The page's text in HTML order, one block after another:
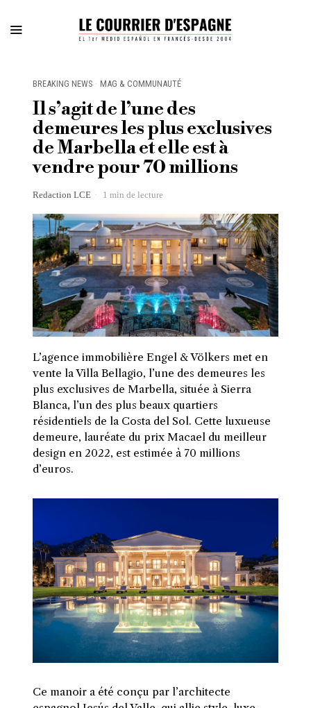
BREAKING NEWS · MAG & COMMUNAUTÉ
Il s’agit de l’une des
demeures les plus exclusives
de Marbella et elle est à
vendre pour 70 millions
Redaction LCE 1 min de lecture
L’agence immobilière Engel & Völkers met en
vente la Villa Bellagio, l’une des demeures les
plus exclusives de Marbella, située à Sierra
Blanca, l’un des plus beaux quartiers
résidentiels de la Costa del Sol. Cette luxueuse
demeure, lauréate du prix Macael du meilleur
design en 2022, est estimée à 70 millions
d’euros.
Ce manoir a été conçu par l’architecte